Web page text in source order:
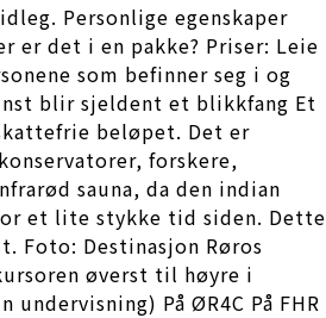
Personlige egenskaper
er det i en pakke? Priser: Leie
som befinner seg i og
blir sjeldent et blikkfang Et
beløpet. Det er
forskere,
sauna, da den indian
et lite stykke tid siden. Dette
Foto: Destinasjon Røros
øverst til høyre i
På ØR4C På FHR